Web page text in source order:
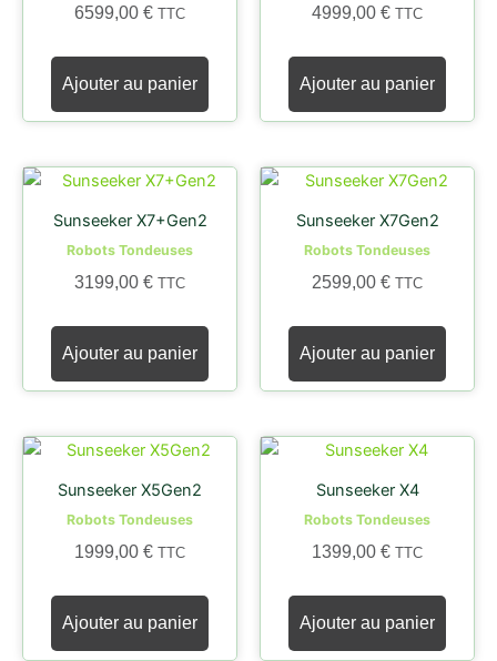
6599,00 € TTC
Ajouter au panier
4999,00 € TTC
Ajouter au panier
Sunseeker X7+Gen2
Robots Tondeuses
3199,00 € TTC
Ajouter au panier
Sunseeker X7Gen2
Robots Tondeuses
2599,00 € TTC
Ajouter au panier
Sunseeker X5Gen2
Robots Tondeuses
1999,00 € TTC
Ajouter au panier
Sunseeker X4
Robots Tondeuses
1399,00 € TTC
Ajouter au panier